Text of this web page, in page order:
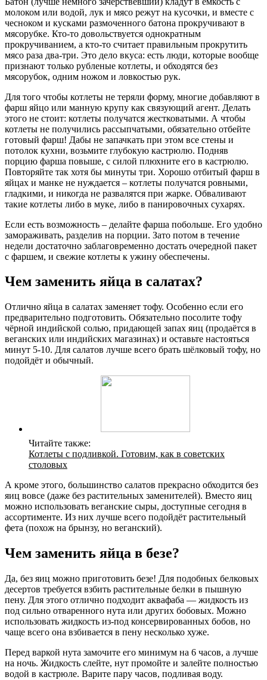
молоком или водой, лук и мясо режут на кусочки, и вместе с
чесноком и кусками размоченного батона прокручивают в
мясорубке. Кто-то довольствуется однократным
прокручиванием, а кто-то считает правильным прокрутить
мясо раза два-три. Это дело вкуса: есть люди, которые вообще
признают только рубленые котлеты, и обходятся без
мясорубок, одним ножом и ловкостью рук.
Для того чтобы котлеты не теряли форму, многие добавляют в
фарш яйцо или манную крупу как связующий агент. Делать
этого не стоит: котлеты получатся жестковатыми. А чтобы
котлеты не получились рассыпчатыми, обязательно отбейте
готовый фарш! Дабы не запачкать при этом все стены и
потолок кухни, возьмите глубокую кастрюлю. Подняв
порцию фарша повыше, с силой плюхните его в кастрюлю.
Повторяйте так хотя бы минуты три. Хорошо отбитый фарш в
яйцах и манке не нуждается – котлеты получатся ровными,
гладкими, и никогда не развалятся при жарке. Обваливают
такие котлеты либо в муке, либо в панировочных сухарях.
Если есть возможность – делайте фарша побольше. Его удобно
замораживать, разделив на порции. Зато потом в течение
недели достаточно заблаговременно достать очередной пакет
с фаршем, и свежие котлеты к ужину обеспечены.
Чем заменить яйца в салатах?
Отлично яйца в салатах заменяет тофу. Особенно если его
предварительно подготовить. Обязательно посолите тофу
чёрной индийской солью, придающей запах яиц (продаётся в
веганских или индийских магазинах) и оставьте настояться
минут 5-10. Для салатов лучше всего брать шёлковый тофу, но
подойдёт и обычный.
Читайте также:
Котлеты с подливкой. Готовим, как в советских
столовых
А кроме этого, большинство салатов прекрасно обходится без
яиц вовсе (даже без растительных заменителей). Вместо яиц
можно использовать веганские сыры, доступные сегодня в
ассортименте. Из них лучше всего подойдёт растительный
фета (похож на брынзу, но веганский).
Чем заменить яйца в безе?
Да, без яиц можно приготовить безе! Для подобных белковых
десертов требуется взбить растительные белки в пышную
пену. Для этого отлично подходит аквафаба — жидкость из
под сильно отваренного нута или других бобовых. Можно
использовать жидкость из-под консервированных бобов, но
чаще всего она взбивается в пену несколько хуже.
Перед варкой нута замочите его минимум на 6 часов, а лучше
на ночь. Жидкость слейте, нут промойте и залейте полностью
водой в кастрюле. Варите пару часов, подливая воду.